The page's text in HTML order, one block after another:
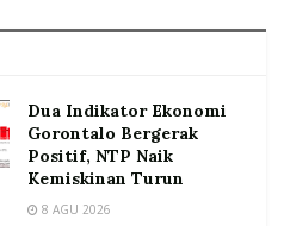
Dua Indikator Ekonomi
Gorontalo Bergerak
Positif, NTP Naik
Kemiskinan Turun
8 AGU 2026